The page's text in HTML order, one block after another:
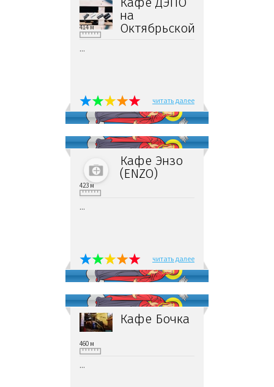
на
Октябрьской
414 м
...
читать далее
Кафе Энзо
(ENZO)
423 м
...
читать далее
Кафе Бочка
460 м
...